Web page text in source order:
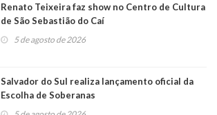
Renato Teixeira faz show no Centro de Cultura
de São Sebastião do Caí
5 de agosto de 2026
Salvador do Sul realiza lançamento oficial da
Escolha de Soberanas